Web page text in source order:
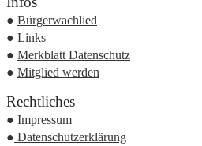
● Bürgerwachlied
● Links
● Merkblatt Datenschutz
● Mitglied werden
Rechtliches
● Impressum
● Datenschutzerklärung